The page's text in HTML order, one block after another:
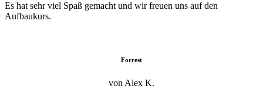
Es hat sehr viel Spaß gemacht und wir freuen uns auf den
Aufbaukurs.
Forrest
von Alex K.